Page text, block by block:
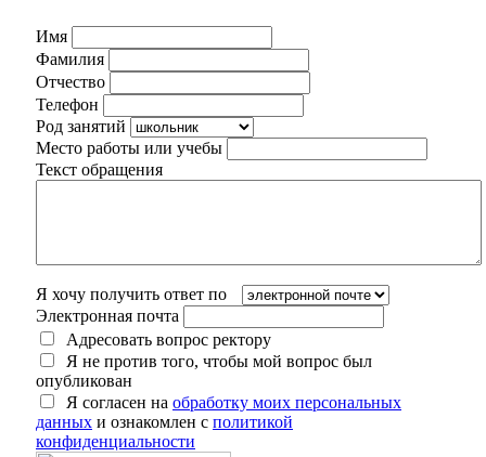
Имя
Фамилия
Отчество
Телефон
Род занятий
Место работы или учебы
Текст обращения
Я хочу получить ответ по
Электронная почта
Адресовать вопрос ректору
Я не против того, чтобы мой вопрос был
опубликован
Я согласен на обработку моих персональных
данных и ознакомлен с политикой
конфиденциальности